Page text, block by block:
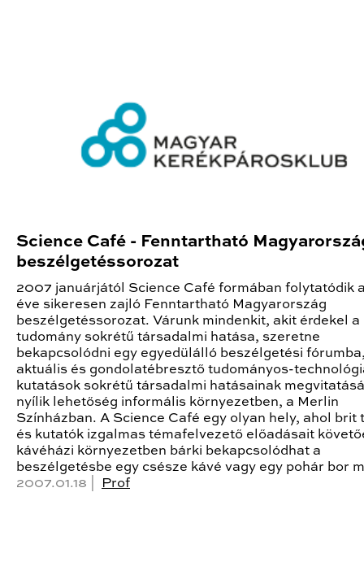
Science Café - Fenntartható
beszélgetéssorozat
2007 januárjától Science Café formában folytatódik
éve sikeresen zajló Fenntartható Magyarország
beszélgetéssorozat. Várunk mindenkit, akit érdekel a
tudomány sokrétű társadalmi hatása, szeretne
bekapcsolódni egy egyedülálló beszélgetési
aktuális és gondolatébresztő tudományos-
kutatások sokrétű társadalmi hatásainak
nyílik lehetőség informális környezetben, a Merlin
Színházban. A Science Café egy olyan hely, ahol brit
és kutatók izgalmas témafelvezető előadásait
kávéházi környezetben bárki bekapcsolódhat a
beszélgetésbe egy csésze kávé vagy egy pohár bor
2007.01.18 |
Prof